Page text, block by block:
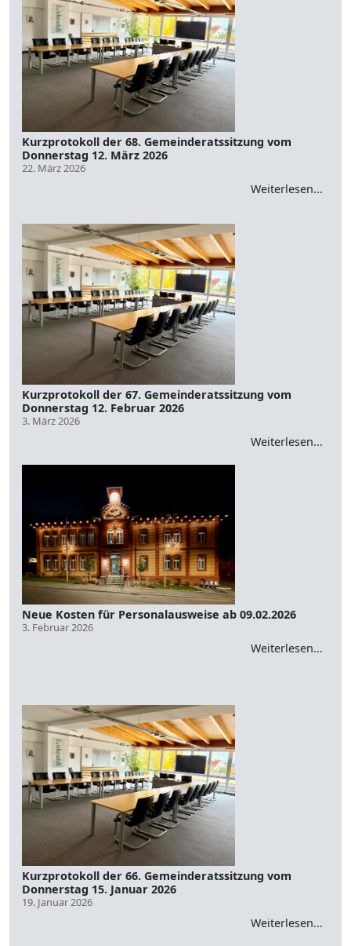
Kurzprotokoll der 68. Gemeinderatssitzung vom
Donnerstag 12. März 2026
22. März 2026
Weiterlesen...
Kurzprotokoll der 67. Gemeinderatssitzung vom
Donnerstag 12. Februar 2026
3. März 2026
Weiterlesen...
Neue Kosten für Personalausweise ab 09.02.2026
3. Februar 2026
Weiterlesen...
Kurzprotokoll der 66. Gemeinderatssitzung vom
Donnerstag 15. Januar 2026
19. Januar 2026
Weiterlesen...